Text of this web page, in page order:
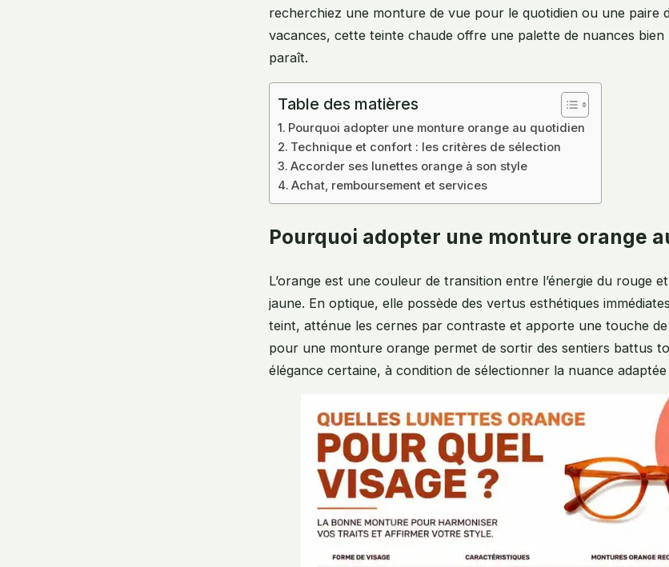
recherchiez une monture de vue pour le quotidien ou une paire
vacances, cette teinte chaude offre une palette de nuances bien
paraît.
Table des matières
Pourquoi adopter une monture orange au quotidien
Technique et confort : les critères de sélection
Accorder ses lunettes orange à son style
Achat, remboursement et services
Pourquoi adopter une monture orange
L’orange est une couleur de transition entre l’énergie du rouge
jaune. En optique, elle possède des vertus esthétiques
teint, atténue les cernes par contraste et apporte une touche de
pour une monture orange permet de sortir des sentiers battus
élégance certaine, à condition de sélectionner la nuance